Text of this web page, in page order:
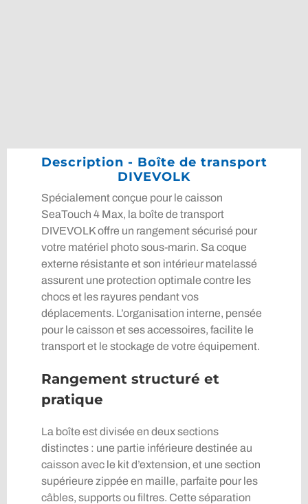
Description - Boîte de transport
DIVEVOLK
Spécialement conçue pour le caisson
SeaTouch 4 Max, la boîte de transport
DIVEVOLK offre un rangement sécurisé pour
votre matériel photo sous-marin. Sa coque
externe résistante et son intérieur matelassé
assurent une protection optimale contre les
chocs et les rayures pendant vos
déplacements. L’organisation interne, pensée
pour le caisson et ses accessoires, facilite le
transport et le stockage de votre équipement.
Rangement structuré et
pratique
La boîte est divisée en deux sections
distinctes : une partie inférieure destinée au
caisson avec le kit d’extension, et une section
supérieure zippée en maille, parfaite pour les
câbles, supports ou filtres. Cette séparation